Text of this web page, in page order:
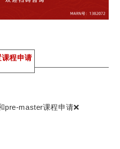
程申请
pre-master课程申请❌